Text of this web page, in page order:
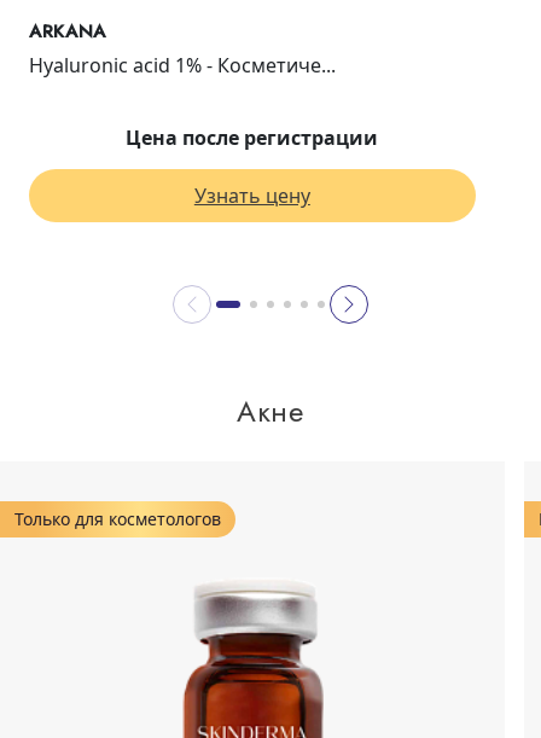
ARKANA
Hyaluronic acid 1% - Косметиче...
Цена после регистрации
Узнать цену
Акне
Только для косметологов